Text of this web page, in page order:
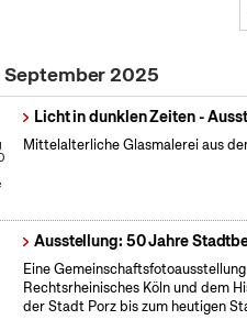
2025
Licht in dunklen Zeiten -
Mittelalterliche Glasmalerei aus
Ausstellung: 50 Jahre
Eine
Rechtsrheinisches Köln und dem
der Stadt Porz bis zum heutigen